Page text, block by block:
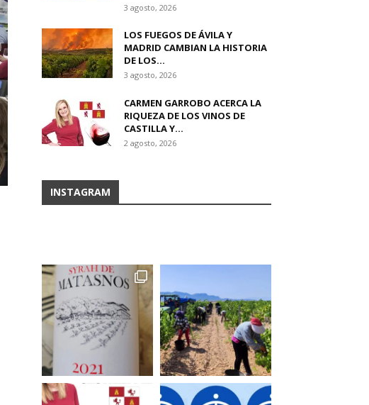
3 agosto, 2026
LOS FUEGOS DE ÁVILA Y
MADRID CAMBIAN LA HISTORIA
DE LOS...
3 agosto, 2026
CARMEN GARROBO ACERCA LA
RIQUEZA DE LOS VINOS DE
CASTILLA Y...
2 agosto, 2026
INSTAGRAM